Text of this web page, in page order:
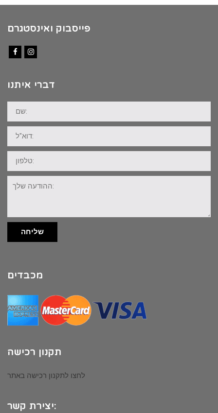
פייסבוק ואינסטגרם
דברי איתנו
שם:
דוא"ל:
טלפון:
ההודעה
שלך:
שליחה
מכבדים
תקנון רכישה
לחצו לתקנון רכישה באתר
יצירת קשר: